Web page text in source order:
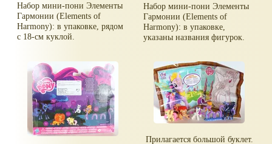
Набор мини-пони Элементы
Гармонии (Elements of
Harmony): в упаковке, рядом
с 18-см куклой.
Набор мини-пони Элементы
Гармонии (Elements of
Harmony): в упаковке,
указаны названия фигурок.
Прилагается большой буклет.